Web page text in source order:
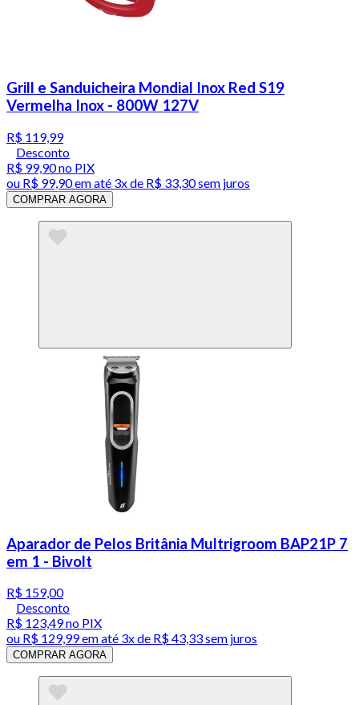
Grill e Sanduicheira Mondial Inox Red S19
Vermelha Inox - 800W 127V
R$ 119,99
Desconto
R$ 99,90no PIX
ou R$ 99,90em até 3x de R$ 33,30 sem juros
COMPRAR AGORA
Aparador de Pelos Britânia Multrigroom BAP21P 7
em 1 - Bivolt
R$ 159,00
Desconto
R$ 123,49no PIX
ou R$ 129,99em até 3x de R$ 43,33 sem juros
COMPRAR AGORA